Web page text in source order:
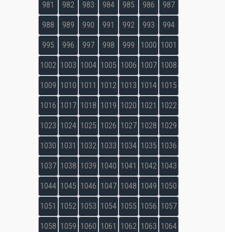
981 982 983 984 985 986 987
988 989 990 991 992 993 994
995 996 997 998 999 1000 1001
1002 1003 1004 1005 1006 1007 1008
1009 1010 1011 1012 1013 1014 1015
1016 1017 1018 1019 1020 1021 1022
1023 1024 1025 1026 1027 1028 1029
1030 1031 1032 1033 1034 1035 1036
1037 1038 1039 1040 1041 1042 1043
1044 1045 1046 1047 1048 1049 1050
1051 1052 1053 1054 1055 1056 1057
1058 1059 1060 1061 1062 1063 1064